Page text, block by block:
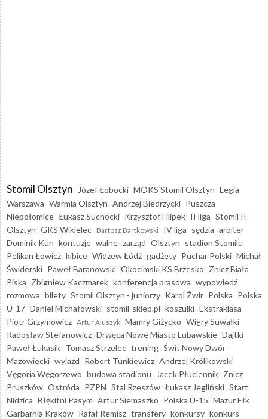
Stomil Olsztyn Józef Łobocki MOKS Stomil Olsztyn Legia
Warszawa Warmia Olsztyn Andrzej Biedrzycki Puszcza
Niepołomice Łukasz Suchocki Krzysztof Filipek II liga Stomil II
Olsztyn GKS Wikielec Bartosz Bartkowski IV liga sędzia arbiter
Dominik Kun kontuzje walne zarząd Olsztyn stadion Stomilu
Pelikan Łowicz kibice Widzew Łódź gadżety Puchar Polski Michał
Świderski Paweł Baranowski Okocimski KS Brzesko Znicz Biała
Piska Zbigniew Kaczmarek konferencja prasowa wypowiedź
rozmowa bilety Stomil Olsztyn - juniorzy Karol Żwir Polska Polska
U-17 Daniel Michałowski stomil-sklep.pl koszulki Ekstraklasa
Piotr Grzymowicz Artur Aluszyk Mamry Giżycko Wigry Suwałki
Radosław Stefanowicz Drwęca Nowe Miasto Lubawskie Dajtki
Paweł Łukasik Tomasz Strzelec trening Świt Nowy Dwór
Mazowiecki wyjazd Robert Tunkiewicz Andrzej Królikowski
Vęgoria Węgorzewo budowa stadionu Jacek Płuciennik Znicz
Pruszków Ostróda PZPN Stal Rzeszów Łukasz Jegliński Start
Nidzica Błękitni Pasym Artur Siemaszko Polska U-15 Mazur Ełk
Garbarnia Kraków Rafał Remisz transfery konkursy konkurs